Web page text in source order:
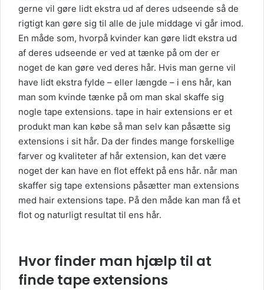
gerne vil gøre lidt ekstra ud af deres udseende så de
rigtigt kan gøre sig til alle de jule middage vi går imod.
En måde som, hvorpå kvinder kan gøre lidt ekstra ud
af deres udseende er ved at tænke på om der er
noget de kan gøre ved deres hår. Hvis man gerne vil
have lidt ekstra fylde – eller længde – i ens hår, kan
man som kvinde tænke på om man skal skaffe sig
nogle tape extensions. tape in hair extensions er et
produkt man kan købe så man selv kan påsætte sig
extensions i sit hår. Da der findes mange forskellige
farver og kvaliteter af hår extension, kan det være
noget der kan have en flot effekt på ens hår. når man
skaffer sig tape extensions påsætter man extensions
med hair extensions tape. På den måde kan man få et
flot og naturligt resultat til ens hår.
Hvor finder man hjælp til at
finde tape extensions